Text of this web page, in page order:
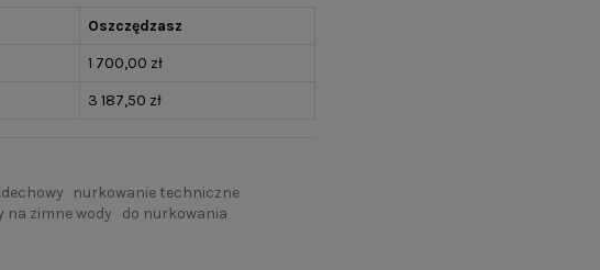
Oszczędzasz
1 700,00 zł
3 187,50 zł
nurkowanie techniczne
zimne wody do nurkowania